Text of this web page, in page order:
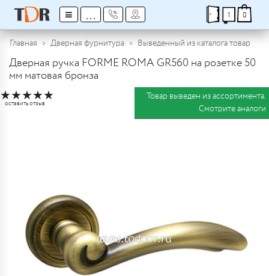
≡ ... 1 0
Главная Дверная фурнитура Выведенный из каталога товар
Дверная ручка FORME ROMA GR560 на розетке 50
мм матовая бронза
★★★★★
оставить отзыв
Товар выведен из ассортимента.
Смотрите аналоги